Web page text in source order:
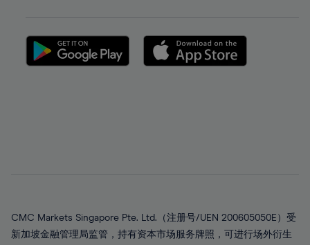
CMC Markets Singapore Pte. Ltd.（注册号/UEN 200605050E）受
新加坡金融管理局监管，持有资本市场服务牌照，可进行场外衍生